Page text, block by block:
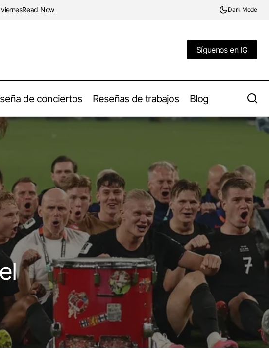
Read Now Dark Mode
Síguenos en IG
de conciertos Reseñas de trabajos Blog
Amarth conquista el